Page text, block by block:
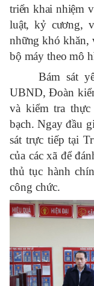
triển khai nhiệm
luật, kỷ cương,
những khó khăn,
bộ máy theo mô
Bám sát
UBND, Đoàn
và kiểm tra
bạch. Ngay đầu
sát trực tiếp tại
của các xã để
thủ tục hành
công chức.